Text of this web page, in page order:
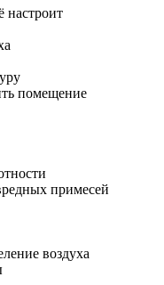
настроит
помещение
примесей
воздуха